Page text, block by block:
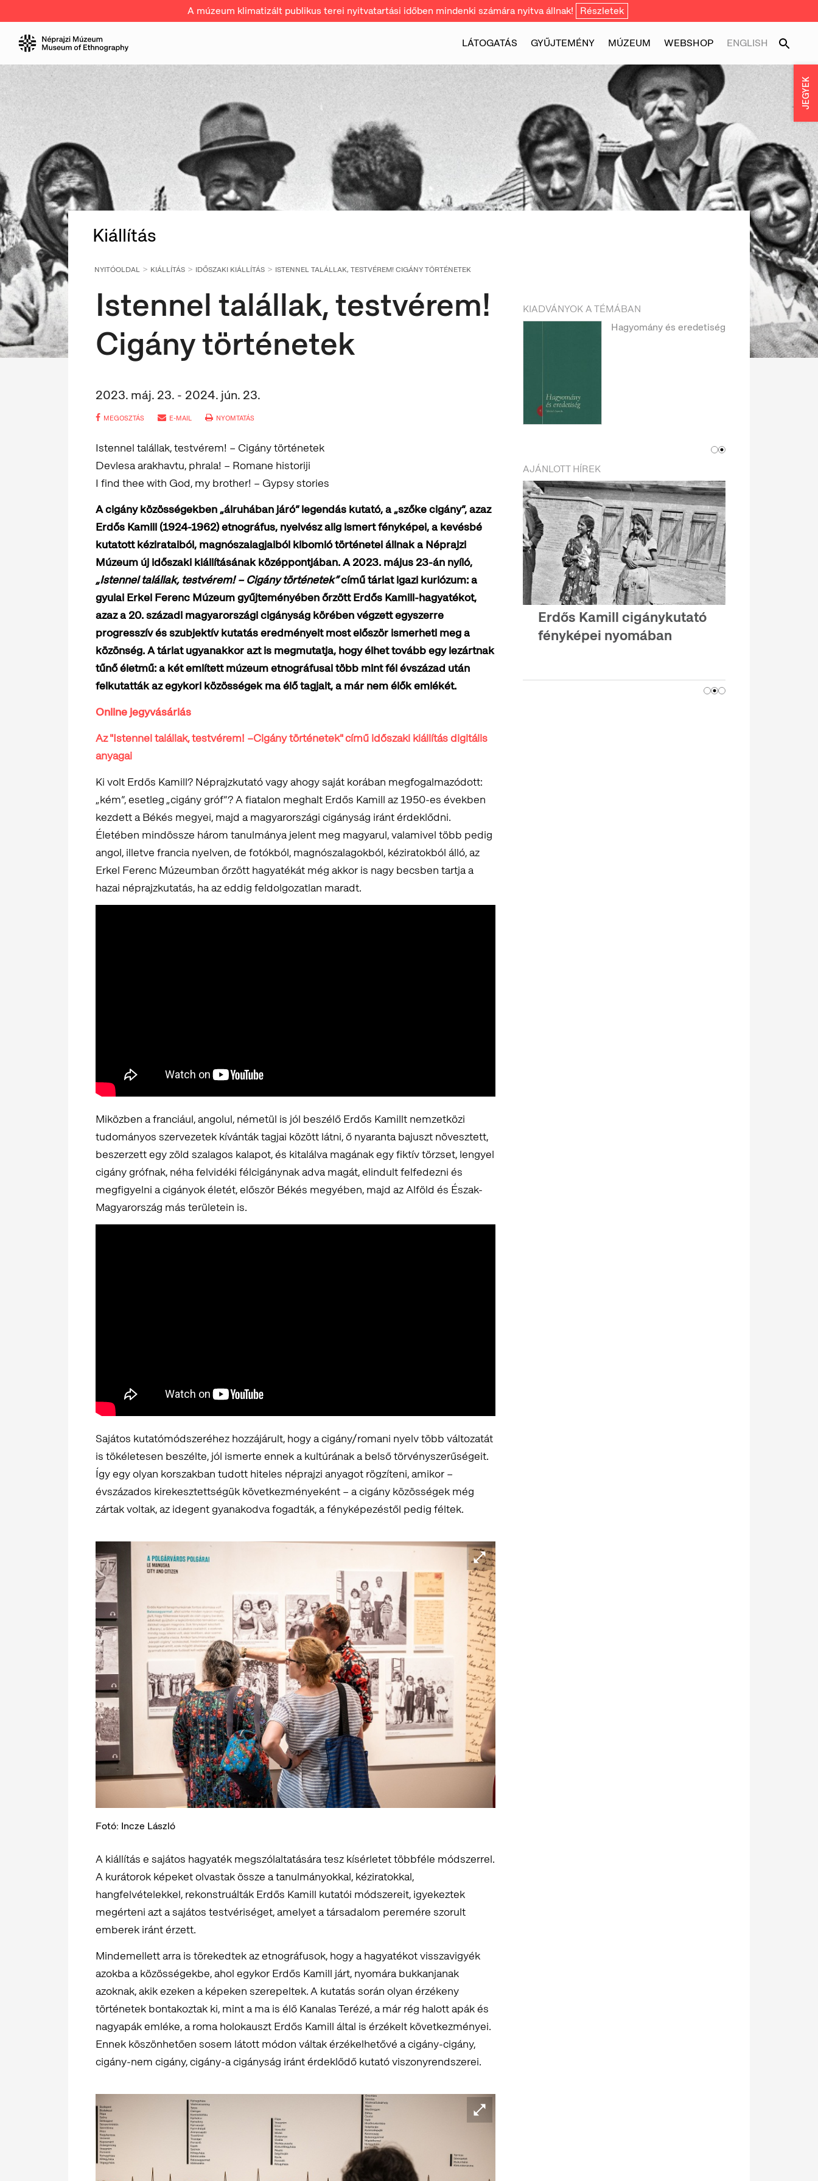
A múzeum klimatizált publikus terei nyitvatartási időben mindenki számára nyitva állnak! Részletek
LÁTOGATÁS GYŰJTEMÉNY MÚZEUM WEBSHOP ENGLISH
Kiállítás
NYITÓOLDAL KIÁLLÍTÁS IDŐSZAKI KIÁLLÍTÁS ISTENNEL TALÁLLAK, TESTVÉREM! CIGÁNY TÖRTÉNETEK
Istennel talállak, testvérem!
Cigány történetek
2023. máj. 23. - 2024. jún. 23.
MEGOSZTÁS E-MAIL NYOMTATÁS
Istennel talállak, testvérem! – Cigány történetek
Devlesa arakhavtu, phrala! – Romane historiji
I find thee with God, my brother! – Gypsy stories
A cigány közösségekben „álruhában járó” legendás kutató, a „szőke cigány”, azaz
Erdős Kamill (1924-1962) etnográfus, nyelvész alig ismert fényképei, a kevésbé
kutatott kézirataiból, magnószalagjaiból kibomló történetei állnak a Néprajzi
Múzeum új időszaki kiállításának középpontjában. A 2023. május 23-án nyíló,
„Istennel talállak, testvérem! – Cigány történetek”című tárlat igazi kuriózum: a
gyulai Erkel Ferenc Múzeum gyűjteményében őrzött Erdős Kamill-hagyatékot,
azaz a 20. századi magyarországi cigányság körében végzett egyszerre
progresszív és szubjektív kutatás eredményeit most először ismerheti meg a
közönség. A tárlat ugyanakkor azt is megmutatja, hogy élhet tovább egy lezártnak
tűnő életmű: a két említett múzeum etnográfusai több mint fél évszázad után
felkutatták az egykori közösségek ma élő tagjait, a már nem élők emlékét.
Online jegyvásárlás
Az "Istennel talállak, testvérem! –Cigány történetek" című időszaki kiállítás digitális
anyagai​
Ki volt Erdős Kamill? Néprajzkutató vagy ahogy saját korában megfogalmazódott:
„kém”, esetleg „cigány gróf”? A fiatalon meghalt Erdős Kamill az 1950-es években
kezdett a Békés megyei, majd a magyarországi cigányság iránt érdeklődni.
Életében mindössze három tanulmánya jelent meg magyarul, valamivel több pedig
angol, illetve francia nyelven, de fotókból, magnószalagokból, kéziratokból álló, az
Erkel Ferenc Múzeumban őrzött hagyatékát még akkor is nagy becsben tartja a
hazai néprajzkutatás, ha az eddig feldolgozatlan maradt.
Miközben a franciául, angolul, németül is jól beszélő Erdős Kamillt nemzetközi
tudományos szervezetek kívánták tagjai között látni, ő nyaranta bajuszt növesztett,
beszerzett egy zöld szalagos kalapot, és kitalálva magának egy fiktív törzset, lengyel
cigány grófnak, néha felvidéki félcigánynak adva magát, elindult felfedezni és
megfigyelni a cigányok életét, először Békés megyében, majd az Alföld és Észak-
Magyarország más területein is.
Sajátos kutatómódszeréhez hozzájárult, hogy a cigány/romani nyelv több változatát
is tökéletesen beszélte, jól ismerte ennek a kultúrának a belső törvényszerűségeit.
Így egy olyan korszakban tudott hiteles néprajzi anyagot rögzíteni, amikor –
évszázados kirekesztettségük következményeként – a cigány közösségek még
zártak voltak, az idegent gyanakodva fogadták, a fényképezéstől pedig féltek.
Fotó: Incze László
A kiállítás e sajátos hagyaték megszólaltatására tesz kísérletet többféle módszerrel.
A kurátorok képeket olvastak össze a tanulmányokkal, kéziratokkal,
hangfelvételekkel, rekonstruálták Erdős Kamill kutatói módszereit, igyekeztek
megérteni azt a sajátos testvériséget, amelyet a társadalom peremére szorult
emberek iránt érzett.
Mindemellett arra is törekedtek az etnográfusok, hogy a hagyatékot visszavigyék
azokba a közösségekbe, ahol egykor Erdős Kamill járt, nyomára bukkanjanak
azoknak, akik ezeken a képeken szerepeltek. A kutatás során olyan érzékeny
történetek bontakoztak ki, mint a ma is élő Kanalas Terézé, a már rég halott apák és
nagyapák emléke, a roma holokauszt Erdős Kamill által is érzékelt következményei.
Ennek köszönhetően sosem látott módon váltak érzékelhetővé a cigány-cigány,
cigány-nem cigány, cigány-a cigányság iránt érdeklődő kutató viszonyrendszerei.
KIADVÁNYOK A TÉMÁBAN
Hagyomány és eredetiség
AJÁNLOTT HÍREK
Erdős Kamill cigánykutató
fényképei nyomában
JEGYEK